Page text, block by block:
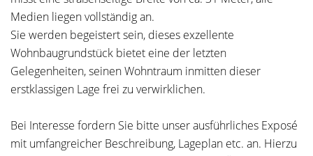
Medien liegen vollständig an.
Sie werden begeistert sein, dieses exzellente
Wohnbaugrundstück bietet eine der letzten
Gelegenheiten, seinen Wohntraum inmitten dieser
erstklassigen Lage frei zu verwirklichen.
Bei Interesse fordern Sie bitte unser ausführliches Exposé
mit umfangreicher Beschreibung, Lageplan etc. an. Hierzu